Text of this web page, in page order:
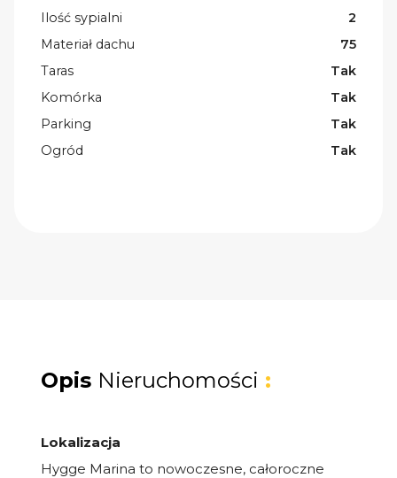
Ilość sypialni
2
Materiał dachu
75
Taras
Tak
Komórka
Tak
Parking
Tak
Ogród
Tak
Opis Nieruchomości :
Lokalizacja
Hygge Marina to nowoczesne, całoroczne